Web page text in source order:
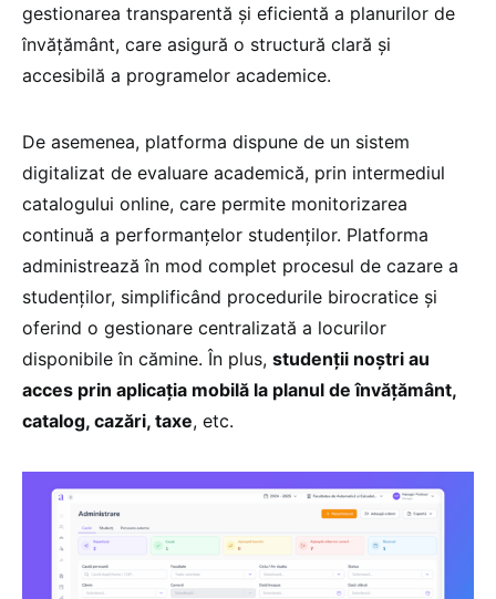
gestionarea transparentă și eficientă a planurilor de
învățământ, care asigură o structură clară și
accesibilă a programelor academice.
De asemenea, platforma dispune de un sistem
digitalizat de evaluare academică, prin intermediul
catalogului online, care permite monitorizarea
continuă a performanțelor studenților. Platforma
administrează în mod complet procesul de cazare a
studenților, simplificând procedurile birocratice și
oferind o gestionare centralizată a locurilor
disponibile în cămine. În plus, studenții noștri au
acces prin aplicația mobilă la planul de învățământ,
catalog, cazări, taxe, etc.